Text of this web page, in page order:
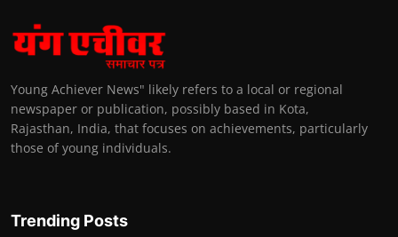
Young Achiever News" likely refers to a local or regional
newspaper or publication, possibly based in Kota,
Rajasthan, India, that focuses on achievements, particularly
those of young individuals.
Trending Posts